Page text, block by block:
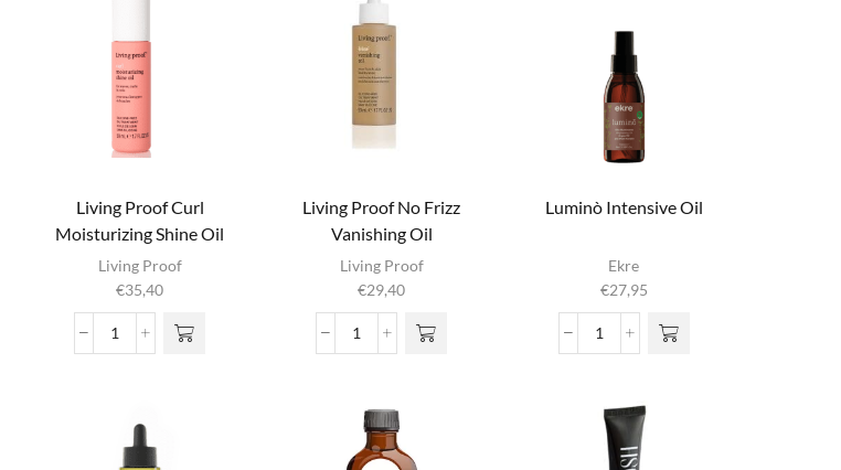
Oil
aantal
Living Proof Curl
Moisturizing Shine Oil
Living Proof
€35,40
Living
Shine
Oil
Living Proof No Frizz
Vanishing Oil
Living Proof
€29,40
Living
Frizz
Vanishing
Oil
Luminò Intensive Oil
Ekre
€27,95
Luminò
aantal